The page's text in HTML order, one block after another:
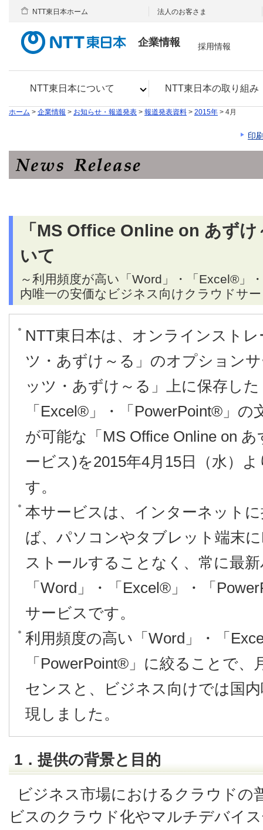
企業情報
NTT東日本について NTT東日本の取り組み
NTT東日本ホーム 法人のお客さま
採用情報
ホーム > 企業情報 > お知らせ・報道発表 > 報道発表資料 > 2015年 > 4月
印
「MS Office Online on あず
いて
～利用頻度が高い「Word」・「Excel®」
内唯一の安価なビジネス向けクラウドサ
NTT東日本は、オンラインスト
ツ・あずけ～る」のオプション
ッツ・あずけ～る」上に保存し
「Excel®」・「PowerPoint®」
が可能な「MS Office Online on
ービス)を2015年4月15日（水）
す。
本サービスは、インターネット
ば、パソコンやタブレット端末
ストールすることなく、常に最
「Word」・「Excel®」・「
サービスです。
利用頻度の高い「Word」・「
「PowerPoint®」に絞ることで、
センスと、ビジネス向けでは国
現しました。
1．提供の背景と目的
ビジネス市場におけるクラウドの
ビスのクラウド化やマルチデバイ